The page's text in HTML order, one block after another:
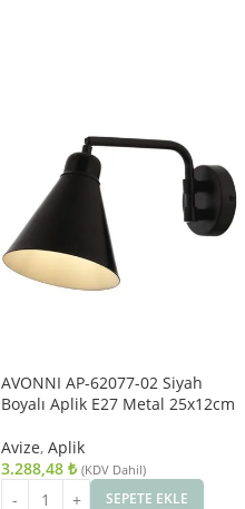
AVONNI AP-62077-02 Siyah
Boyalı Aplik E27 Metal 25x12cm
Avize, Aplik
3.288,48 ₺ (KDV Dahil)
SEPETE EKLE